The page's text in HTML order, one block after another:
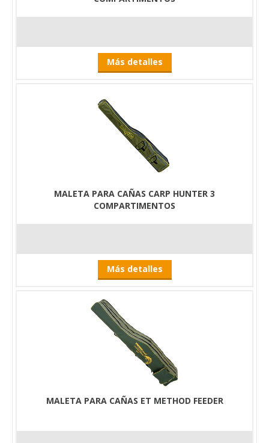
Más detalles
MALETA PARA CAÑAS CARP HUNTER 3
COMPARTIMENTOS
Más detalles
MALETA PARA CAÑAS ET METHOD FEEDER